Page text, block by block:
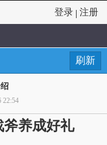
登录 | 注册
刷新
22:54
养成好礼